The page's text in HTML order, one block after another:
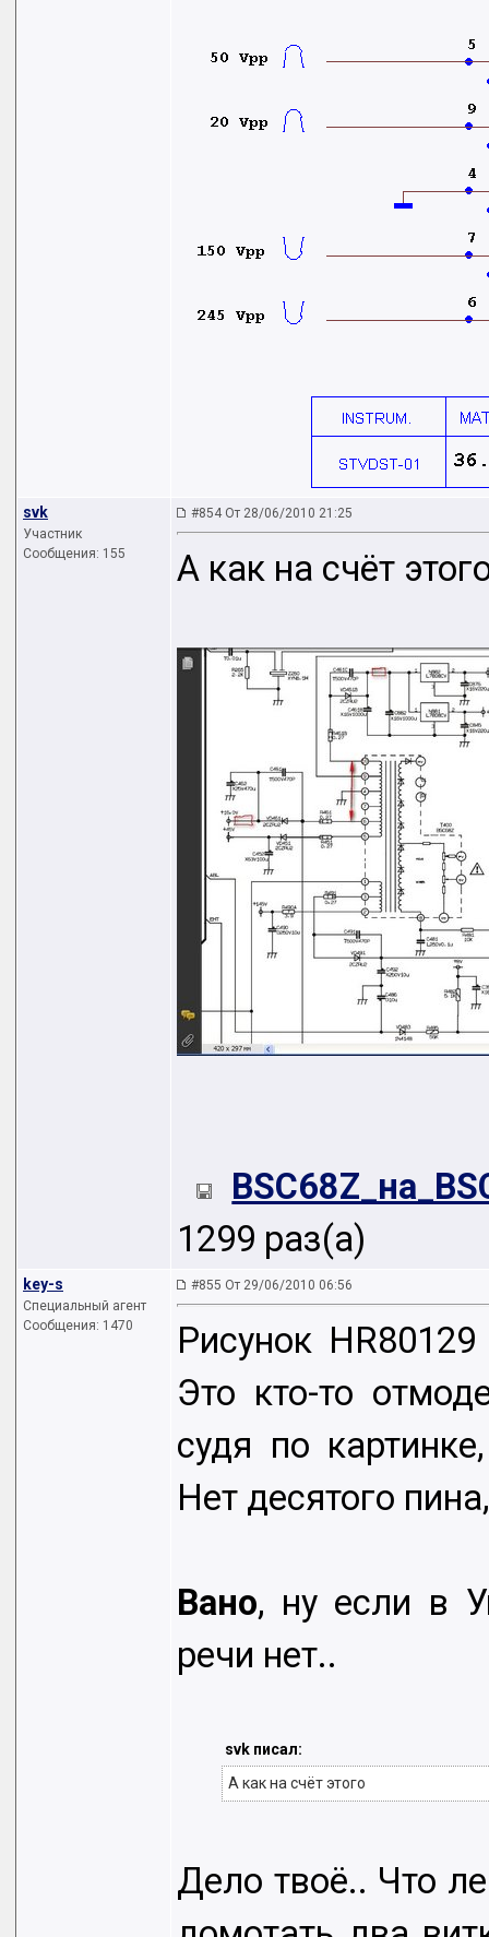
svk
Участник
Сообщения: 155
#854 От 28/06/2010 21:25
А как на счёт
1299 раз(а)
key-s
Специальный агент
Сообщения: 1470
#855 От 29/06/2010 06:56
Рисунок
Это кто-то
судя по
Нет десятого
Вано, ну если в
речи нет..
svk писал:
А как на счёт этого
Дело твоё.. Что